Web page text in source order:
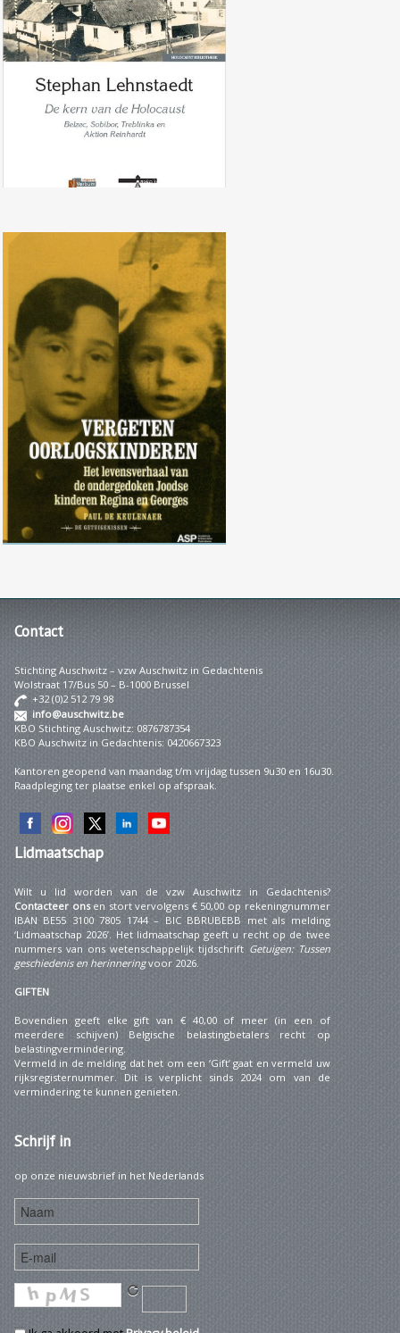
Vergeten oorlogskinderen: Het
levensverhaal van de
ondergedoken Joodse kinderen
Regina en Georges
Contact
Stichting Auschwitz – vzw Auschwitz in Gedachtenis
Wolstraat 17/Bus 50 – B-1000 Brussel
+32 (0)2 512 79 98
info@auschwitz.be
KBO Stichting Auschwitz: 0876787354
KBO Auschwitz in Gedachtenis: 0420667323
Kantoren geopend van maandag t/m vrijdag tussen 9u30 en 16u30.
Raadpleging ter plaatse enkel op afspraak.
Lidmaatschap
Wilt u lid worden van de vzw Auschwitz in Gedachtenis?
Contacteer onsen stort vervolgens € 50,00 op rekeningnummer
IBAN BE55 3100 7805 1744 – BIC BBRUBEBB met als melding
‘Lidmaatschap 2026’. Het lidmaatschap geeft u recht op de twee
nummers van ons wetenschappelijk tijdschrift Getuigen: Tussen
geschiedenis en herinneringvoor 2026.
GIFTEN
Bovendien geeft elke gift van € 40,00 of meer (in een of
meerdere schijven) Belgische belastingbetalers recht op
belastingvermindering.
Vermeld in de melding dat het om een ‘Gift’ gaat en vermeld uw
rijksregisternummer. Dit is verplicht sinds 2024 om van de
vermindering te kunnen genieten.
Schrijfin
op onze nieuwsbrief in het Nederlands